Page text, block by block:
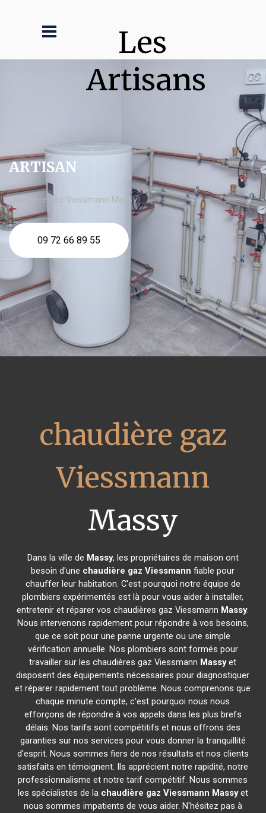
Les
Artisans
ARTISAN
chaudière gaz Viessmann Massy
09 72 66 89 55
chaudière gaz
Viessmann
Massy
Dans la ville de Massy, les propriétaires de maison ont
besoin d'une chaudière gaz Viessmann fiable pour
chauffer leur habitation. C'est pourquoi notre équipe de
plombiers expérimentés est là pour vous aider à installer,
entretenir et réparer vos chaudières gaz Viessmann Massy.
Nous intervenons rapidement pour répondre à vos besoins,
que ce soit pour une panne urgente ou une simple
vérification annuelle. Nos plombiers sont formés pour
travailler sur les chaudières gaz Viessmann Massyet
disposent des équipements nécessaires pour diagnostiquer
et réparer rapidement tout problème. Nous comprenons que
chaque minute compte, c'est pourquoi nous nous
efforçons de répondre à vos appels dans les plus brefs
délais. Nos tarifs sont compétitifs et nous offrons des
garanties sur nos services pour vous donner la tranquillité
d'esprit. Nous sommes fiers de nos résultats et nos clients
satisfaits en témoignent. Ils apprécient notre rapidité, notre
professionnalisme et notre tarif compétitif. Nous sommes
les spécialistes de la chaudière gaz Viessmann Massyet
nous sommes impatients de vous aider. N'hésitez pas à